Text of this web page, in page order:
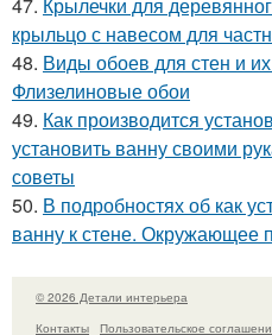
крыльцо с навесом для
48. Виды обоев для стен и
Флизелиновые обои
49. Как производится
установить ванну своими
советы
50. В подробностях об как
ванну к стене. Окружающее
© 2026 Детали интерьера
Контакты
Пользовательское